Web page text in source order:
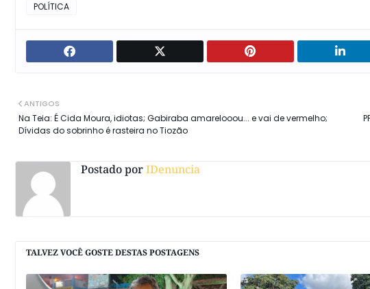
POLÍTICA
ANTIGOS
Na Teia: É Cida Moura, idiotas; Gabiraba amarelooou... e vai de vermelho;
Dívidas do sobrinho é rasteira no Tiozão
Postado porIDenuncia
TALVEZ VOCÊ GOSTE DESTAS POSTAGENS